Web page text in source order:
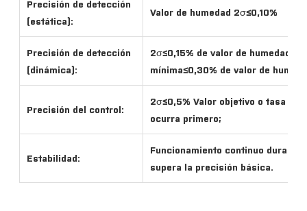
Precisión de detección
(estática):
Valor de humedad 2σ≤0,10%
Precisión de detección
(dinámica):
2σ≤0,15% de valor de humedad o
mínima≤0,30% de valor de
Precisión del control:
2σ≤0,5% Valor objetivo o tasa de
ocurra primero;
Estabilidad:
Funcionamiento continuo
supera la precisión básica.